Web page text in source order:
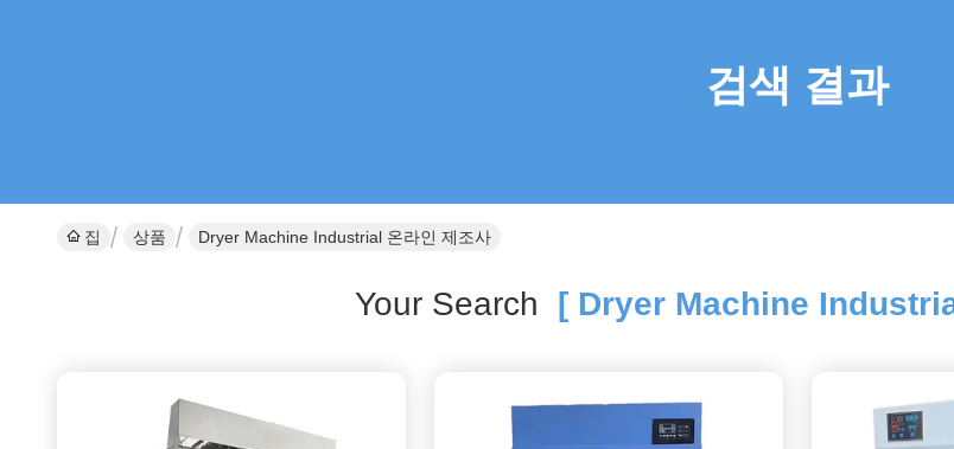
검색 결과
집 상품 Dryer Machine Industrial 온라인 제조사
Your Search [ Dryer Machine